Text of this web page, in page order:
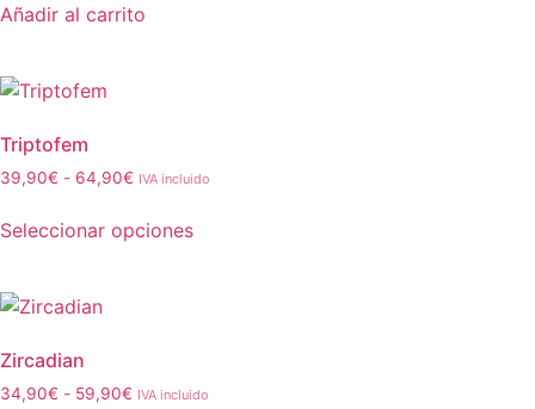
Añadir al carrito
Triptofem
39,90€ - 64,90€ IVA incluido
Seleccionar opciones
Zircadian
34,90€ - 59,90€ IVA incluido